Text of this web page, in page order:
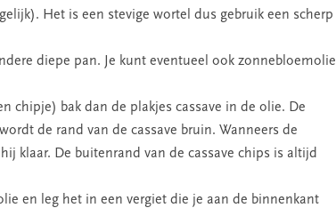
Het is een stevige wortel dus gebruik een scherp
diepe pan. Je kunt eventueel ook zonnebloemolie
chipje) bak dan de plakjes cassave in de olie. De
de rand van de cassave bruin. Wanneers de
klaar. De buitenrand van de cassave chips is altijd
en leg het in een vergiet die je aan de binnenkant